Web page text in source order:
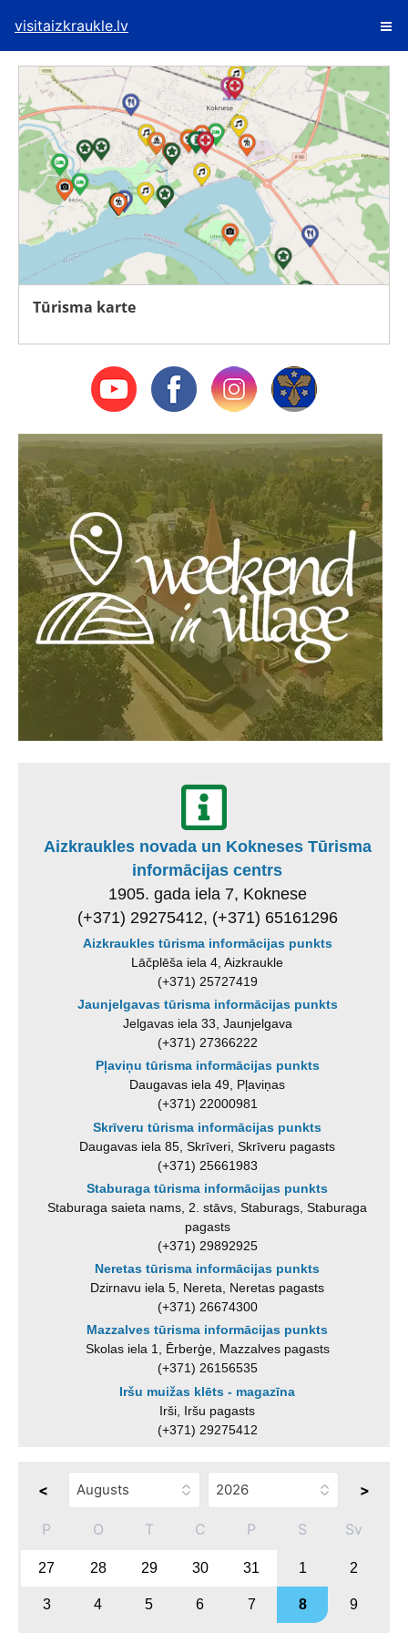
visitaizkraukle.lv
Tūrisma karte
Aizkraukles novada un Kokneses Tūrisma
informācijas centrs
1905. gada iela 7, Koknese
(+371) 29275412, (+371) 65161296
Aizkraukles tūrisma informācijas punkts
Lāčplēša iela 4, Aizkraukle
(+371) 25727419
Jaunjelgavas tūrisma informācijas punkts
Jelgavas iela 33, Jaunjelgava
(+371) 27366222
Pļaviņu tūrisma informācijas punkts
Daugavas iela 49, Pļaviņas
(+371) 22000981
Skrīveru tūrisma informācijas punkts
Daugavas iela 85, Skrīveri, Skrīveru pagasts
(+371) 25661983
Staburaga tūrisma informācijas punkts
Staburaga saieta nams, 2. stāvs, Staburags, Staburaga
pagasts
(+371) 29892925
Neretas tūrisma informācijas punkts
Dzirnavu iela 5, Nereta, Neretas pagasts
(+371) 26674300
Mazzalves tūrisma informācijas punkts
Skolas iela 1, Ērberģe, Mazzalves pagasts
(+371) 26156535
Iršu muižas klēts - magazīna
Irši, Iršu pagasts
(+371) 29275412
< >
P O T C P S Sv
27 28 29 30 31 1 2
3 4 5 6 7 8 9